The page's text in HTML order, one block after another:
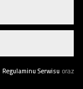
Regulaminu Serwisu oraz